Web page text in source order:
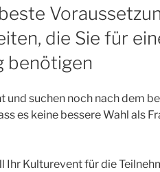
die Sie für
benötigen
und suchen noch nach dem
es keine bessere Wahl als
Ihr Kulturevent für die